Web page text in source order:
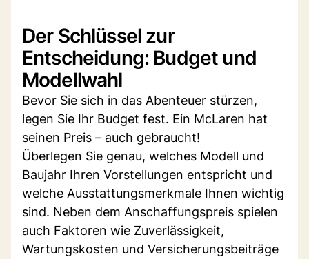
Der Schlüssel zur
Entscheidung: Budget und
Modellwahl
Bevor Sie sich in das Abenteuer stürzen,
legen Sie Ihr Budget fest. Ein McLaren hat
seinen Preis – auch gebraucht!
Überlegen Sie genau, welches Modell und
Baujahr Ihren Vorstellungen entspricht und
welche Ausstattungsmerkmale Ihnen wichtig
sind. Neben dem Anschaffungspreis spielen
auch Faktoren wie Zuverlässigkeit,
Wartungskosten und Versicherungsbeiträge